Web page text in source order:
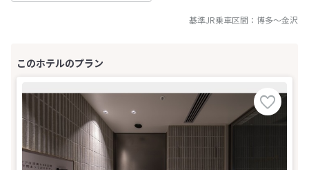
基準JR乗車区間： 博多～金沢